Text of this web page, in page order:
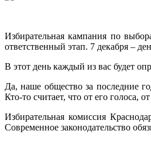
Избирательная кампания по
ответственный этап. 7 декабря –
В этот день каждый из вас будет
Да, наше общество за последние
Кто-то считает, что от его голоса,
Избирательная комиссия
Современное законодательство